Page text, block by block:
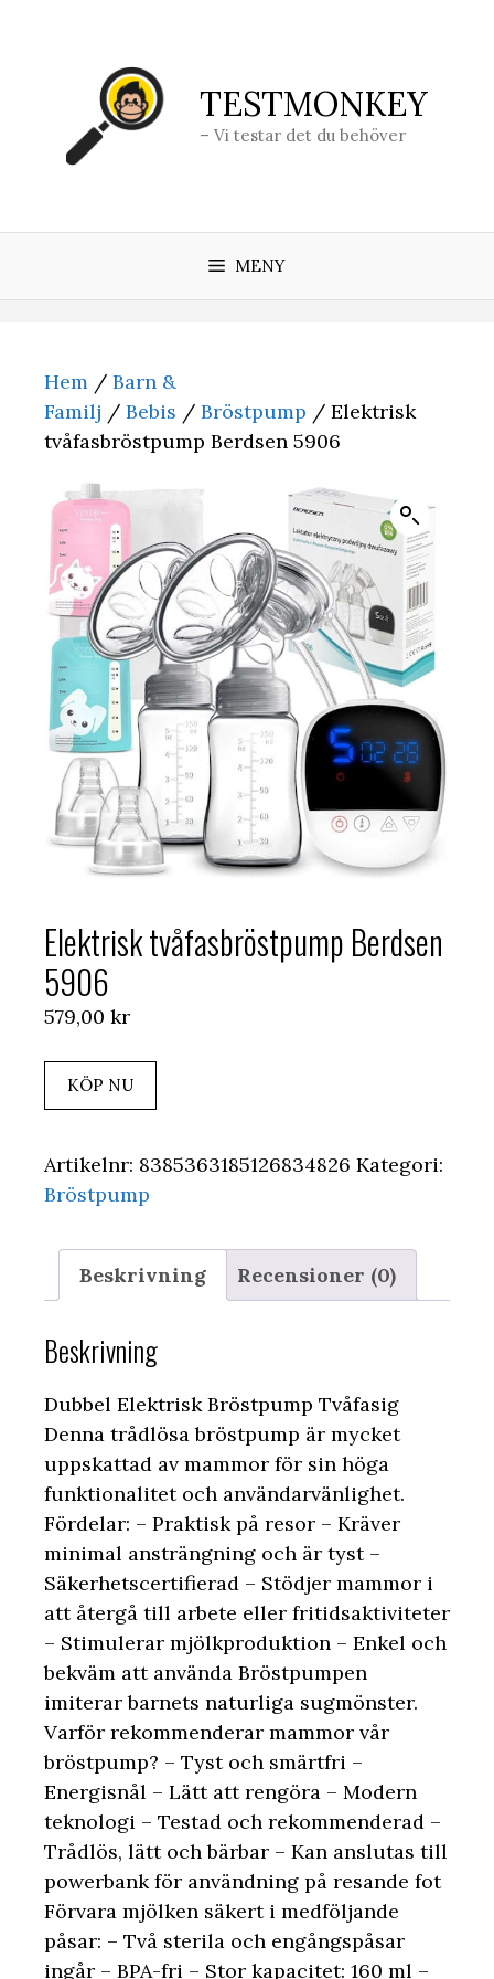
TESTMONKEY
– Vi testar det du behöver
MENY
Hem / Barn &
Familj / Bebis / Bröstpump / Elektrisk
tvåfasbröstpump Berdsen 5906
Elektrisk tvåfasbröstpump Berdsen
5906
579,00 kr
KÖP NU
Artikelnr: 8385363185126834826 Kategori:
Bröstpump
Beskrivning Recensioner (0)
Beskrivning
Dubbel Elektrisk Bröstpump Tvåfasig
Denna trådlösa bröstpump är mycket
uppskattad av mammor för sin höga
funktionalitet och användarvänlighet.
Fördelar: – Praktisk på resor – Kräver
minimal ansträngning och är tyst –
Säkerhetscertifierad – Stödjer mammor i
att återgå till arbete eller fritidsaktiviteter
– Stimulerar mjölkproduktion – Enkel och
bekväm att använda Bröstpumpen
imiterar barnets naturliga sugmönster.
Varför rekommenderar mammor vår
bröstpump? – Tyst och smärtfri –
Energisnål – Lätt att rengöra – Modern
teknologi – Testad och rekommenderad –
Trådlös, lätt och bärbar – Kan anslutas till
powerbank för användning på resande fot
Förvara mjölken säkert i medföljande
påsar: – Två sterila och engångspåsar
ingår – BPA-fri – Stor kapacitet: 160 ml –